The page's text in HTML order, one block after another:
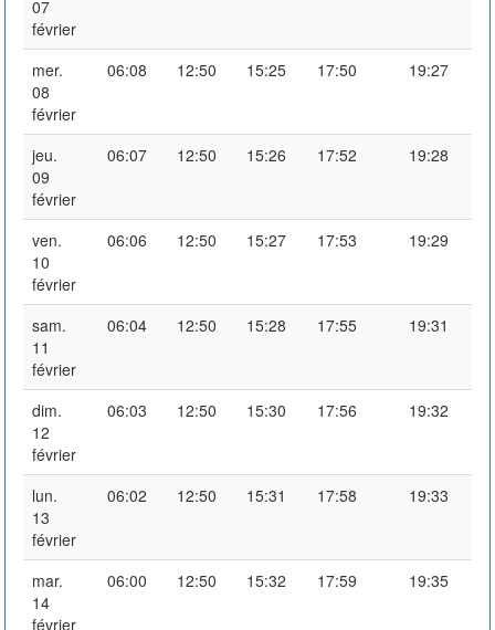
07
février
mer.
08
février
06:08 12:50 15:25 17:50 19:27
jeu.
09
février
06:07 12:50 15:26 17:52 19:28
ven.
10
février
06:06 12:50 15:27 17:53 19:29
sam.
11
février
06:04 12:50 15:28 17:55 19:31
dim.
12
février
06:03 12:50 15:30 17:56 19:32
lun.
13
février
06:02 12:50 15:31 17:58 19:33
mar.
14
février
06:00 12:50 15:32 17:59 19:35